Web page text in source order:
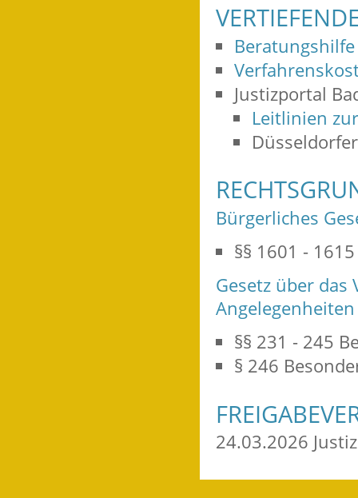
Justizportal
Leitlinien
Bürgerliches
§§ 1601 -
Gesetz über
§§ 231 - 245
§ 246
24.03.2026